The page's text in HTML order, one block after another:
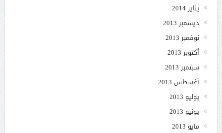
يناير 2014
ديسمبر 2013
نوفمبر 2013
أكتوبر 2013
سبتمبر 2013
أغسطس 2013
يوليو 2013
يونيو 2013
مايو 2013